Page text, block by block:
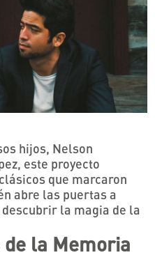
hijos, Nelson
este proyecto
que marcaron
abre las puertas a
la magia de la
de la Memoria